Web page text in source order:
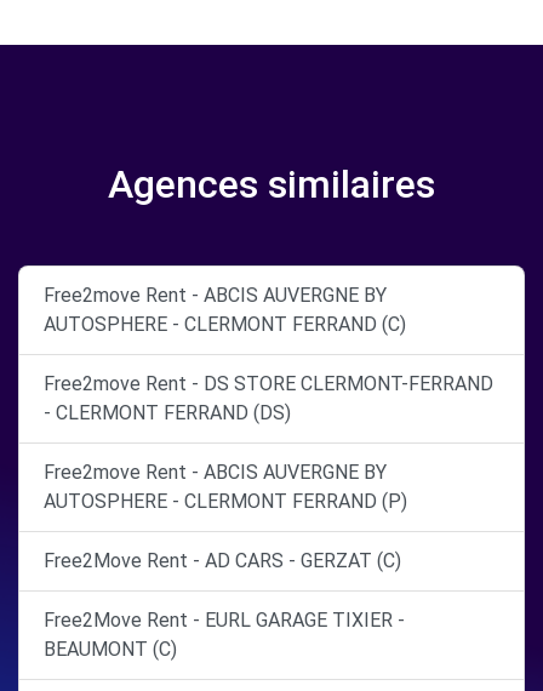
Agences similaires
Free2move Rent - ABCIS AUVERGNE BY
AUTOSPHERE - CLERMONT FERRAND (C)
Free2move Rent - DS STORE CLERMONT-FERRAND
- CLERMONT FERRAND (DS)
Free2move Rent - ABCIS AUVERGNE BY
AUTOSPHERE - CLERMONT FERRAND (P)
Free2Move Rent - AD CARS - GERZAT (C)
Free2Move Rent - EURL GARAGE TIXIER -
BEAUMONT (C)